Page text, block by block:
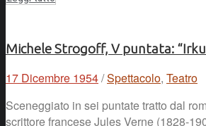
Michele Strogoff, V puntata:
17 Dicembre 1954/Spettacolo, Teatro
Sceneggiato in sei puntate tratto dal
scrittore francese Jules Verne (1828-